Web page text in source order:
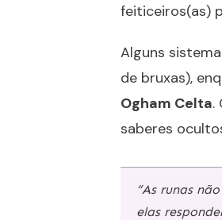
feiticeiros(as)
Alguns
de bruxas),
Ogham Celta.
saberes
“As runas
elas